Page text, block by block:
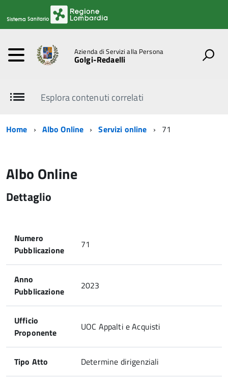
Azienda di Servizi alla Persona
Golgi-Redaelli
Esplora contenuti correlati
Home Albo Online Servizi online 71
Albo Online
Dettaglio
Numero
Pubblicazione
71
Anno
Pubblicazione
2023
Ufficio
Proponente
UOC Appalti e Acquisti
Tipo Atto Determine dirigenziali